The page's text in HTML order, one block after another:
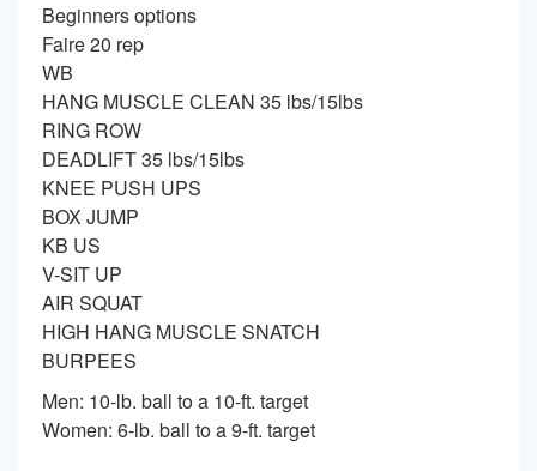
Beginners options
Faire 20 rep
WB
HANG MUSCLE CLEAN 35 lbs/15lbs
RING ROW
DEADLIFT 35 lbs/15lbs
KNEE PUSH UPS
BOX JUMP
KB US
V-SIT UP
AIR SQUAT
HIGH HANG MUSCLE SNATCH
BURPEES
Men: 10-lb. ball to a 10-ft. target
Women: 6-lb. ball to a 9-ft. target